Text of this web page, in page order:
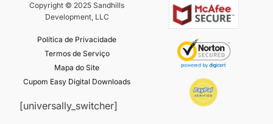
Copyright © 2025 Sandhills
Development, LLC
Política de Privacidade
Termos de Serviço
Mapa do Site
Cupom Easy Digital Downloads
[universally_switcher]